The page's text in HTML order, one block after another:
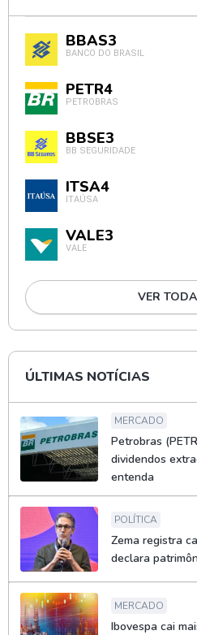
BBAS3
BANCO DO BRASIL
PETR4
PETROBRAS
BBSE3
BB SEGURIDADE
ITSA4
ITAÚSA
VALE3
VALE
VER
ÚLTIMAS NOTÍCIAS
MERCADO
Petrobras
dividendos
entenda
POLÍTICA
Zema registra
declara
MERCADO
Ibovespa cai